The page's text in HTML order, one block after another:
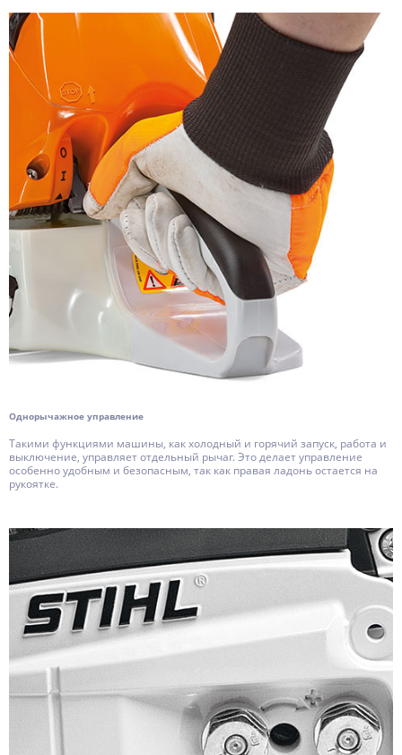
Однорычажное управление
Такими функциями машины, как холодный и горячий запуск, работа и
выключение, управляет отдельный рычаг. Это делает управление
особенно удобным и безопасным, так как правая ладонь остается на
рукоятке.